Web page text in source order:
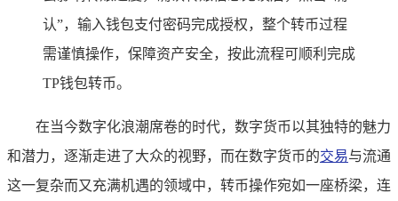
认”，输入钱包支付密码完成授权，整个转币过程
需谨慎操作，保障资产安全，按此流程可顺利完成
TP钱包转币。
在当今数字化浪潮席卷的时代，数字货币以其独特的魅力
和潜力，逐渐走进了大众的视野，而在数字货币的交易与流通
这一复杂而又充满机遇的领域中，转币操作宛如一座桥梁，连